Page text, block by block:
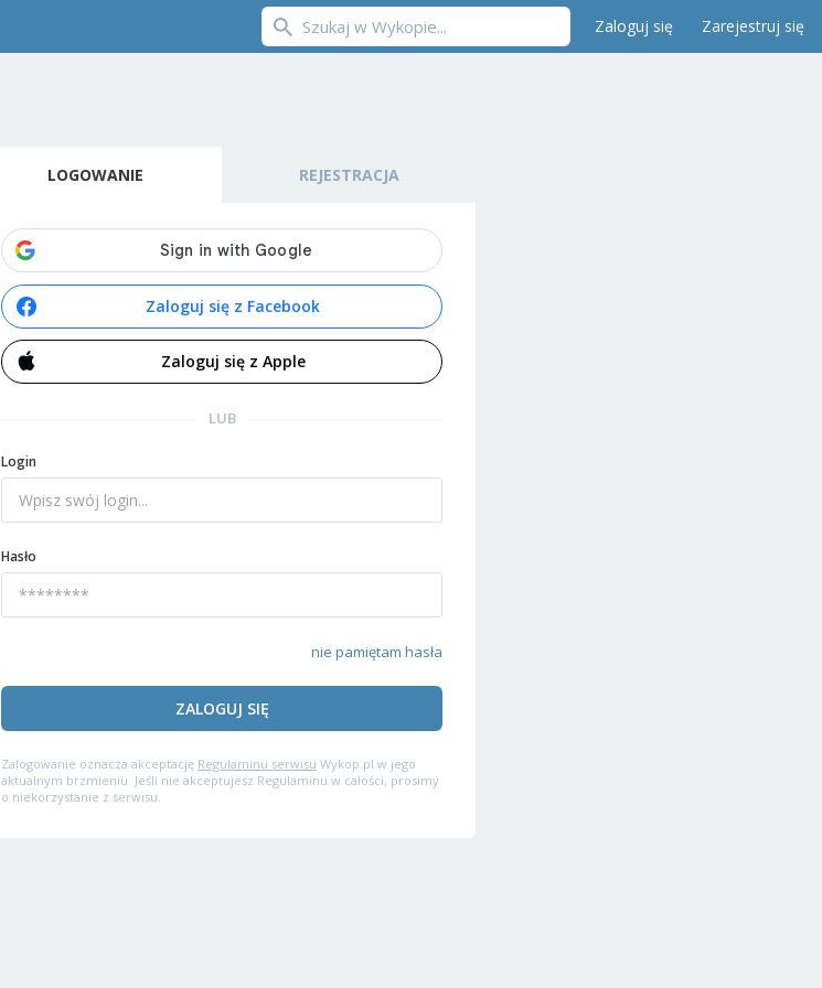
Zaloguj się Zarejestruj się
LOGOWANIE REJESTRACJA
Zaloguj się z Facebook
Zaloguj się z Apple
LUB
Login
Hasło
nie pamiętam hasła
ZALOGUJ SIĘ
Zalogowanie oznacza akceptację Regulaminu serwisu Wykop.pl w jego
aktualnym brzmieniu. Jeśli nie akceptujesz Regulaminu w całości, prosimy
o niekorzystanie z serwisu.